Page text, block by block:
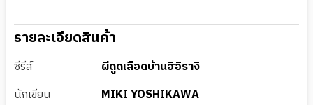
รายละเอียดสินค้า
ซีรีส์
ผีดูดเลือดบ้านฮิอิรางิ
นักเขียน
MIKI YOSHIKAWA